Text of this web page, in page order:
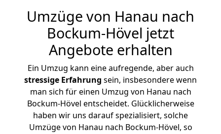
Umzüge von Hanau nach
Bockum-Hövel jetzt
Angebote erhalten
Ein Umzug kann eine aufregende, aber auch
stressige Erfahrung sein, insbesondere wenn
man sich für einen Umzug von Hanau nach
Bockum-Hövel entscheidet. Glücklicherweise
haben wir uns darauf spezialisiert, solche
Umzüge von Hanau nach Bockum-Hövel, so